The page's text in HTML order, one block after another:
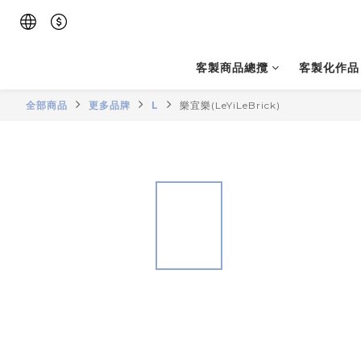
客製商品總攬 客製化作品
全部商品 更多品牌 L 樂宜樂(LeYiLeBrick)